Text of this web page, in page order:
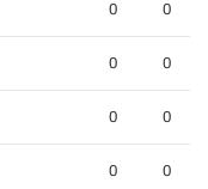
0 0
0 0
0 0
0 0